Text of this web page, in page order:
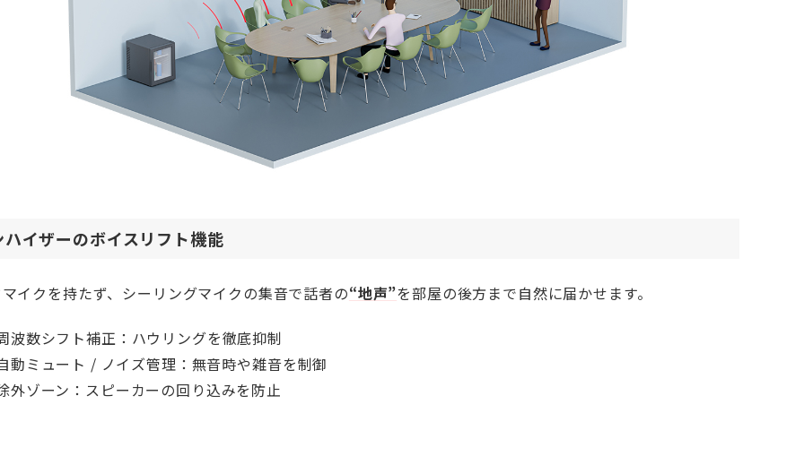
ハイザーのボイスリフト機能
イクを持たず、シーリングマイクの集音で話者の“地声”を部屋の後方まで自然に届かせます。
波数シフト補正：ハウリングを徹底抑制
動ミュート / ノイズ管理：無音時や雑音を制御
外ゾーン：スピーカーの回り込みを防止